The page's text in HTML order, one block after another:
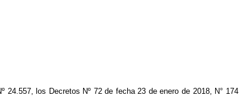
24.557, los Decretos Nº 72 de fecha 23 de enero de 2018, N° 174